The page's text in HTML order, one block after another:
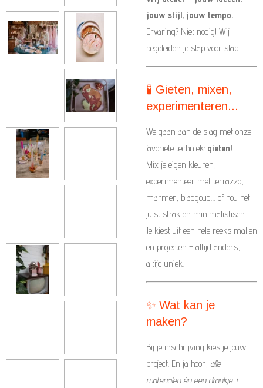
jouw stijl, jouw tempo.
Ervaring? Niet nodig! Wij
begeleiden je stap voor stap.
🧪 Gieten, mixen,
experimenteren...
We gaan aan de slag met onze
favoriete techniek: gieten!
Mix je eigen kleuren,
experimenteer met terrazzo,
marmer, bladgoud… of hou het
juist strak en minimalistisch.
Je kiest uit een hele reeks mallen
en projecten – altijd anders,
altijd uniek.
✨ Wat kan je
maken?
Bij je inschrijving kies je jouw
project. En ja hoor, alle
materialen én een drankje +